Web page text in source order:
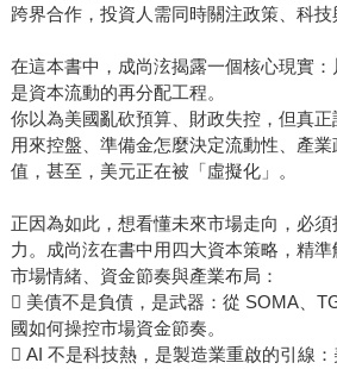
跨界合作，投資人需同時關注政策、科技
在這本書中，成尚泫揭露一個核心現實
是資本流動的再分配工程。
你以為美國亂砍預算、財政失控，但真
用來控盤、準備金怎麼決定流動性、產
值，甚至，美元正在被「虛擬化」。
正因為如此，想看懂未來市場走向，必
力。成尚泫在書中用四大資本策略，精
市場情緒、資金節奏與產業布局：
 美債不是負債，是武器：從 SOMA、
國如何操控市場資金節奏。
 AI 不是科技熱，是製造業重啟的引線